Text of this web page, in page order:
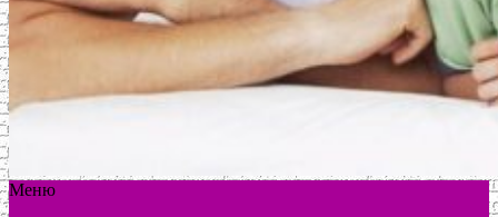
Меню